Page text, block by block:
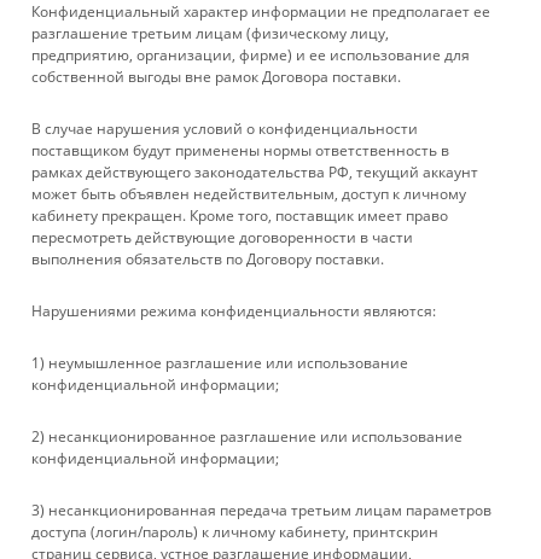
УСЛУГИ
БРЕНДЫ
КОМПАНИЯ
ИНФОРМАЦИЯ
ПОМОЩЬ
+ 7 861 272-88-88
company@rebase-union.ru
г. Краснодар, ул. Рашпилевская, д. 121
Мы используем файлы cookie, разработанные нашими
специалистами и третьими лицами, для анализа событий на
Конфиденциальный характер информации не предполагает ее
разглашение третьим лицам (физическому лицу,
предприятию, организации, фирме) и ее использование для
собственной выгоды вне рамок Договора поставки.
В случае нарушения условий о конфиденциальности
поставщиком будут применены нормы ответственность в
рамках действующего законодательства РФ, текущий аккаунт
может быть объявлен недействительным, доступ к личному
кабинету прекращен. Кроме того, поставщик имеет право
пересмотреть действующие договоренности в части
выполнения обязательств по Договору поставки.
Нарушениями режима конфиденциальности являются:
1) неумышленное разглашение или использование
конфиденциальной информации;
2) несанкционированное разглашение или использование
конфиденциальной информации;
3) несанкционированная передача третьим лицам параметров
доступа (логин/пароль) к личному кабинету, принтскрин
страниц сервиса, устное разглашение информации,